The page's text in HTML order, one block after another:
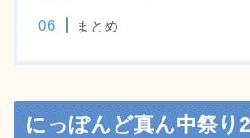
まとめ
にっぽんど真ん中祭り